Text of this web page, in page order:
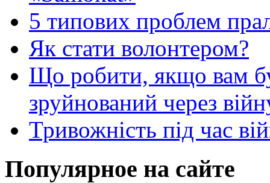
5 типових проблем
Як стати волонтером?
Що робити, якщо вам
зруйнований через
Тривожність під час
Популярное на сайте